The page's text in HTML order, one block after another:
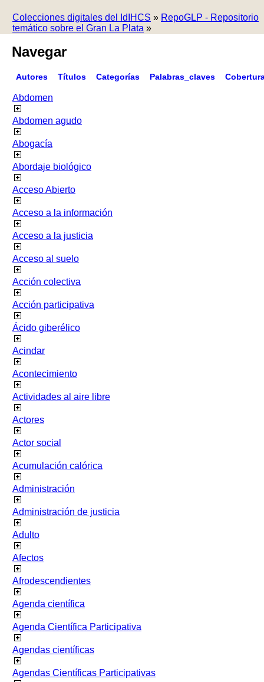
Colecciones digitales del IdIHCS » RepoGLP - Repositorio
temático sobre el Gran La Plata »
Navegar
Autores Títulos Categorías Palabras_claves
Abdomen
Abdomen agudo
Abogacía
Abordaje biológico
Acceso Abierto
Acceso a la información
Acceso a la justicia
Acceso al suelo
Acción colectiva
Acción participativa
Ácido giberélico
Acindar
Acontecimiento
Actividades al aire libre
Actores
Actor social
Acumulación calórica
Administración
Administración de justicia
Adulto
Afectos
Afrodescendientes
Agenda científica
Agenda Científica Participativa
Agendas científicas
Agendas Científicas Participativas